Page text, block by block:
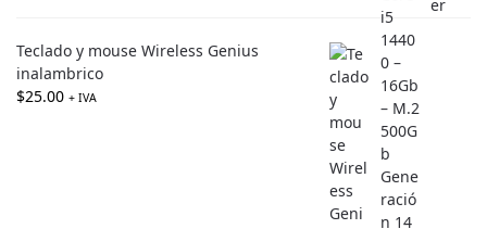
Teclado y mouse Wireless Genius
inalambrico
$25.00 + IVA